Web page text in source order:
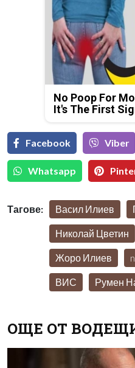
No Poop For
It's The First
Facebook Viber
Whatsapp
Тагове: Васил Илиев
Николай Цветин
Жоро Илиев
ВИС Румен
ОЩЕ ОТ